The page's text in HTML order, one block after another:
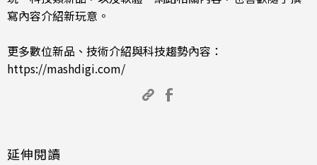
寫內容介紹新玩意。
更多數位新品、技術介紹與科技趨勢內容：
https://mashdigi.com/
延伸閱讀